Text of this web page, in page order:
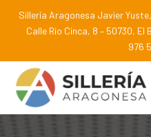
Sillería Aragonesa Javier
Calle Río Cinca, 8 – 50730, El
976